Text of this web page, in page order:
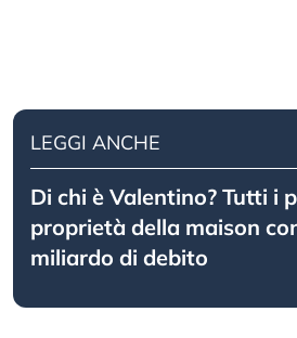
LEGGI ANCHE
Di chi è Valentino? Tutti i
proprietà della maison
miliardo di debito